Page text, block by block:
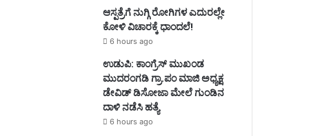
ಆಸ್ಪತ್ರೆಗೆ ನುಗ್ಗಿ ರೋಗಿಗಳ ಎದುರಲ್ಲೇ
ಕೋಳಿ ವಿಚಾರಕ್ಕೆ ಧಾಂದಲೆ!
6 hours ago
ಉಡುಪಿ: ಕಾಂಗ್ರೆಸ್‌ ಮುಖಂಡ
ಮುದರಂಗಡಿ ಗ್ರಾ.ಪಂ ಮಾಜಿ ಅಧ್ಯಕ್ಷ
ಡೇವಿಡ್‌ ಡಿಸೋಜಾ ಮೇಲೆ ಗುಂಡಿನ
ದಾಳಿ ನಡೆಸಿ ಹತ್ಯೆ
6 hours ago